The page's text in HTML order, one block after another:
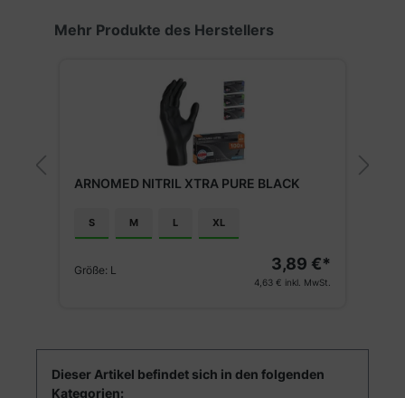
Produktgalerie überspringen
Mehr Produkte des Herstellers
ARNOMED NITRIL XTRA PURE BLACK
S M L XL
Größe: L 3,89 €*
4,63 € inkl. MwSt.
Dieser Artikel befindet sich in den folgenden
Kategorien: